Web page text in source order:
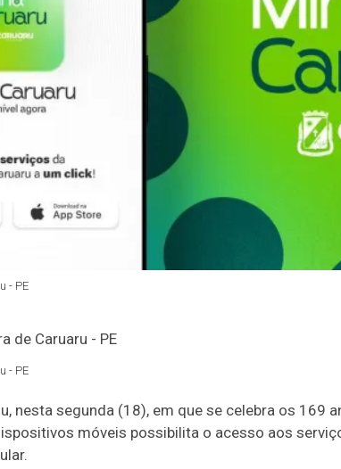
- PE
- PE
nesta segunda (18), em que se celebra os 169
móveis possibilita o acesso aos